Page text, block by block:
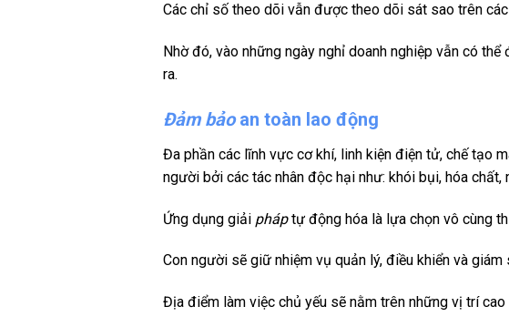
Các chỉ số theo dõi vẫn được theo dõi sát sao trên
Nhờ đó, vào những ngày nghỉ doanh nghiệp vẫn có
ra.
Đảm bảoan toàn lao động
Đa phần các lĩnh vực cơ khí, linh kiện điện tử, chế tạo
người bởi các tác nhân độc hại như: khói bụi, hóa
Ứng dụng giảipháptự động hóa là lựa chọn vô cùng
Con người sẽ giữ nhiệm vụ quản lý, điều khiển và
Địa điểm làm việc chủ yếu sẽ nằm trên những vị trí